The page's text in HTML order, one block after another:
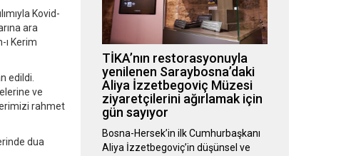
Kovid-
ara
ı Kerim
edildi.
ve
rahmet
dua
TİKA’nın restorasyonuyla
yenilenen Saraybosna’daki
Aliya İzzetbegoviç Müzesi
ziyaretçilerini ağırlamak için
gün sayıyor
Bosna-Hersek’in ilk Cumhurbaşkanı
Aliya İzzetbegoviç’in düşünsel ve